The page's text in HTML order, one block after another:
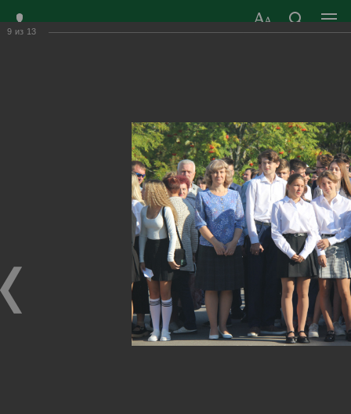
САМОУПРАВЛЕНИЯ
г. Радужный, 1 квартал, д.55
Адрес здания администрации
radugn@avo.ru
Электронная почта
Главная Фотогалерея › Новости
Снова в школу!
Снова в школу!
9 из 13